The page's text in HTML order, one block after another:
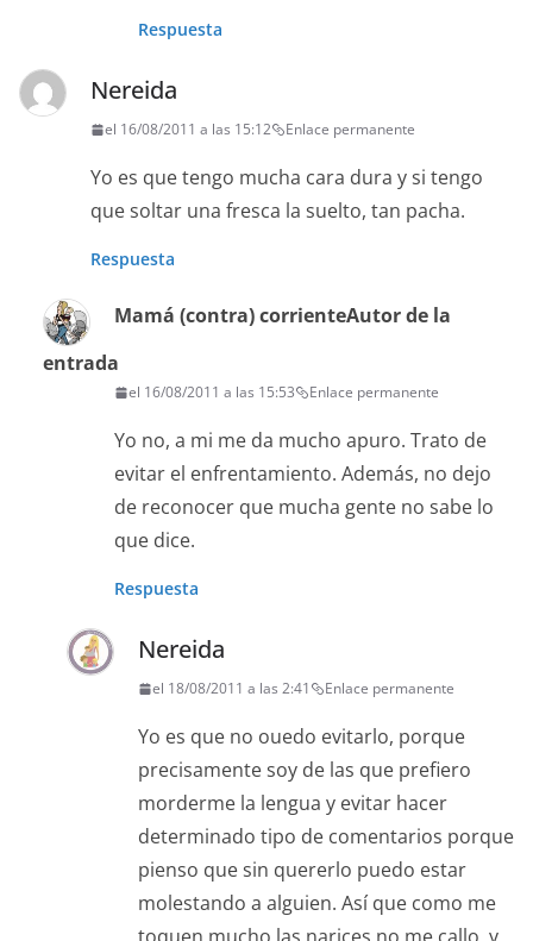
Respuesta
Nereida
el 16/08/2011 a las 15:12 Enlace permanente
Yo es que tengo mucha cara dura y si tengo
que soltar una fresca la suelto, tan pacha.
Respuesta
Mamá (contra) corrienteAutor de la
entrada
el 16/08/2011 a las 15:53 Enlace permanente
Yo no, a mi me da mucho apuro. Trato de
evitar el enfrentamiento. Además, no dejo
de reconocer que mucha gente no sabe lo
que dice.
Respuesta
Nereida
el 18/08/2011 a las 2:41 Enlace permanente
Yo es que no ouedo evitarlo, porque
precisamente soy de las que prefiero
morderme la lengua y evitar hacer
determinado tipo de comentarios porque
pienso que sin quererlo puedo estar
molestando a alguien. Así que como me